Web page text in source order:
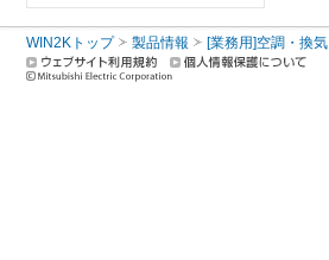
WIN2Kトップ 製品情報 [業務用]空調・換気